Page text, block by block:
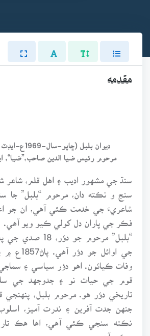
مقدمه
ديوان بلبل (ڇاپو-سال-1969ع-ايڊٽ ڪيل)گرامي
مرحوم رئيس ضيا الدين صاحب،”ضيا“،
سنڌ جي مشهور اديب ۽ اهل قلم، شاعر
سنج و نڪته دان، مرحوم “بلبل” جا
شاعريءَ جي خدمت ڪئي آهي، ان جو
فڪر جي پاران دل کولي ڪيو ويو آهي.
وفات ڪيائون. اهو دؤر سياسي ۽ سماجي
قوم جي حيات نو ۽ جدوجهد جي
تاريخي دؤر هو. مرحوم بلبل، پنهنجي
جنهن جدت آفرين ۽ ندرت آميز،
نڪته سنجي ڪئي آهي، اها هڪ
چڪي آهي.